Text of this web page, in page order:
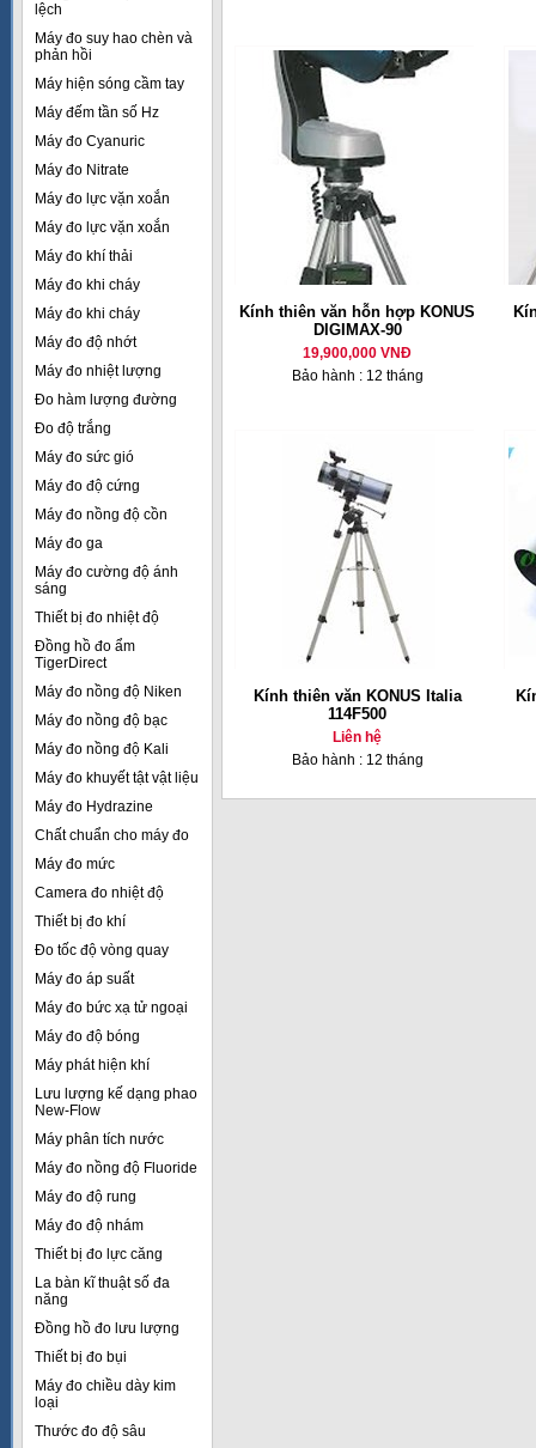
lệch
Máy đo suy hao chèn và
phản hồi
Máy hiện sóng cầm tay
Máy đếm tần số Hz
Máy đo Cyanuric
Máy đo Nitrate
Máy đo lực vặn xoắn
Máy đo lực vặn xoắn
Máy đo khí thải
Máy đo khi cháy
Máy đo khi cháy
Máy đo độ nhớt
Máy đo nhiệt lượng
Đo hàm lượng đường
Đo độ trắng
Máy đo sức gió
Máy đo độ cứng
Máy đo nồng độ cồn
Máy đo ga
Máy đo cường độ ánh
sáng
Thiết bị đo nhiệt độ
Đồng hồ đo ẩm
TigerDirect
Máy đo nồng độ Niken
Máy đo nồng độ bạc
Máy đo nồng độ Kali
Máy đo khuyết tật vật liệu
Máy đo Hydrazine
Chất chuẩn cho máy đo
Máy đo mức
Camera đo nhiệt độ
Thiết bị đo khí
Đo tốc độ vòng quay
Máy đo áp suất
Máy đo bức xạ tử ngoại
Máy đo độ bóng
Máy phát hiện khí
Lưu lượng kế dạng phao
New-Flow
Máy phân tích nước
Máy đo nồng độ Fluoride
Máy đo độ rung
Máy đo độ nhám
Thiết bị đo lực căng
La bàn kĩ thuật số đa
năng
Đồng hồ đo lưu lượng
Thiết bị đo bụi
Máy đo chiều dày kim
loại
Thước đo độ sâu
Kính thiên văn hỗn hợp KONUS
DIGIMAX-90
19,900,000 VNĐ
Bảo hành : 12 tháng
Kính thiên văn KONUS Italia
114F500
Liên hệ
Bảo hành : 12 tháng